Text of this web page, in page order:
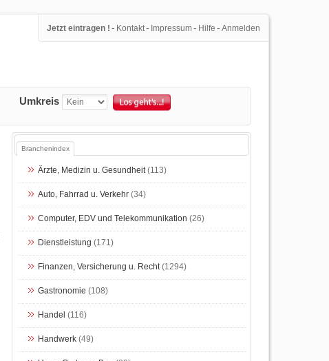
Jetzt eintragen ! - Kontakt- Impressum- Hilfe - Anmelden
Umkreis
Branchenindex
Ärzte, Medizin u. Gesundheit(113)
Auto, Fahrrad u. Verkehr(34)
Computer, EDV und Telekommunikation (26)
Dienstleistung (171)
Finanzen, Versicherung u. Recht(1294)
Gastronomie (108)
Handel (116)
Handwerk(49)